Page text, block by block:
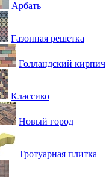
Арбать
Газонная решетка
Голландский кирпич
Классико
Новый город
Тротуарная плитка